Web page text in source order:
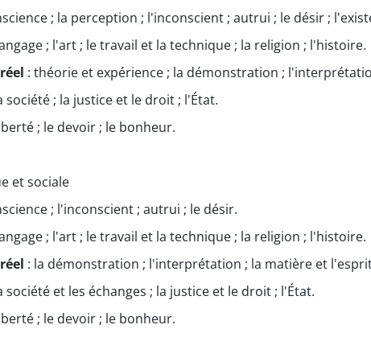
; la perception ; l'inconscient ; autrui ; le désir ;
; l'art ; le travail et la technique ; la religion ; l'histoire.
: théorie et expérience ; la démonstration ;
société ; la justice et le droit ; l'État.
; le devoir ; le bonheur.
et sociale
; l'inconscient ; autrui ; le désir.
; l'art ; le travail et la technique ; la religion ; l'histoire.
: la démonstration ; l'interprétation ; la matière et
société et les échanges ; la justice et le droit ; l'État.
; le devoir ; le bonheur.